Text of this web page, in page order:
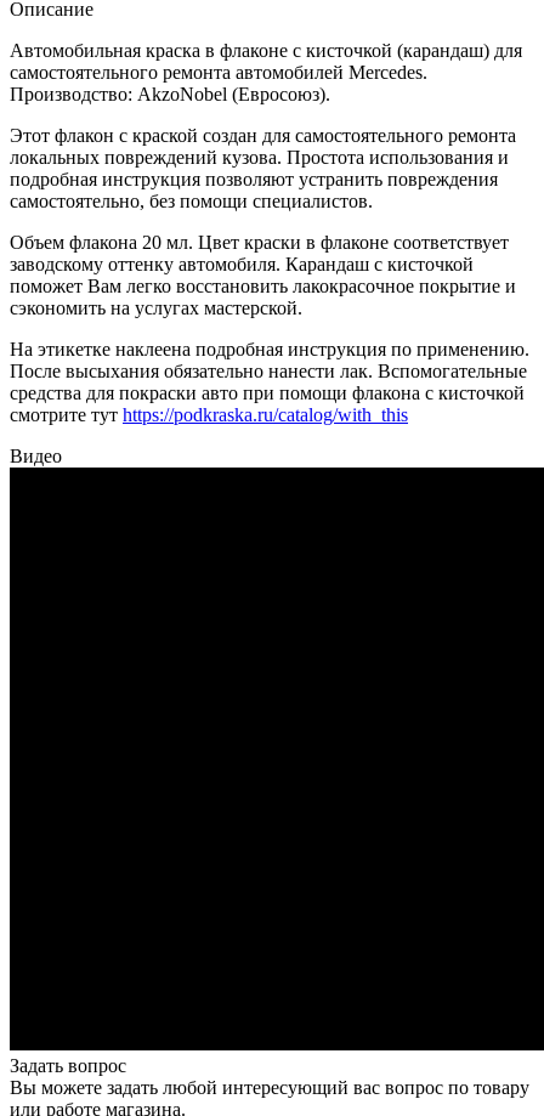
Описание
Автомобильная краска в флаконе с кисточкой (карандаш) для
самостоятельного ремонта автомобилей Mercedes.
Производство: AkzoNobel (Евросоюз).
Этот флакон с краской создан для самостоятельного ремонта
локальных повреждений кузова. Простота использования и
подробная инструкция позволяют устранить повреждения
самостоятельно, без помощи специалистов.
Объем флакона 20 мл. Цвет краски в флаконе соответствует
заводскому оттенку автомобиля. Карандаш с кисточкой
поможет Вам легко восстановить лакокрасочное покрытие и
сэкономить на услугах мастерской.
На этикетке наклеена подробная инструкция по применению.
После высыхания обязательно нанести лак. Вспомогательные
средства для покраски авто при помощи флакона с кисточкой
смотрите тут https://podkraska.ru/catalog/with_this
Видео
Задать вопрос
Вы можете задать любой интересующий вас вопрос по товару
или работе магазина.